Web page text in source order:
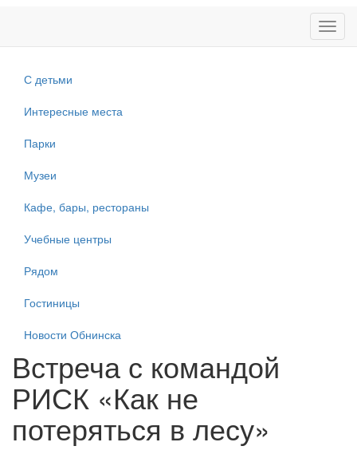
С детьми
Интересные места
Парки
Музеи
Кафе, бары, рестораны
Учебные центры
Рядом
Гостиницы
Новости Обнинска
Встреча с командой
РИСК «Как не
потеряться в лесу»